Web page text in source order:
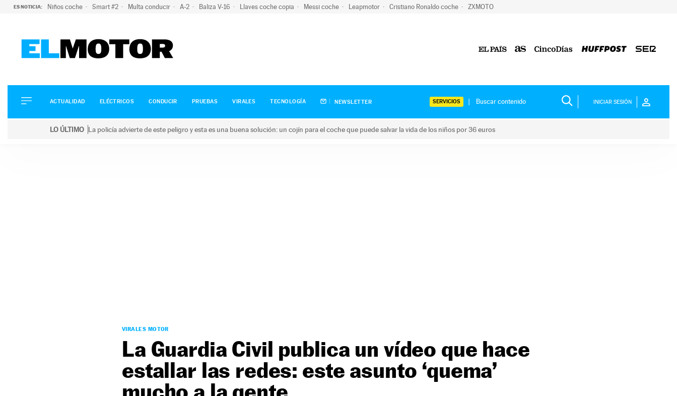
ES NOTICIA: Niños coche Smart #2 Multa conducir A-2 Baliza V-16 Llaves coche copia Messi coche Leapmotor Cristiano Ronaldo coche ZXMOTO
ELÉCTRICOS
CONDUCIR
ACTUALIDAD ELÉCTRICOS CONDUCIR PRUEBAS VIRALES TECNOLOGÍA NEWSLETTER SERVICIOS INICIAR SESIÓN
LO ÚLTIMO La policía advierte de este peligro y esta es una buena solución: un cojín para el coche que puede salvar la vida de los niños por 36 euros
VIRALES MOTOR
La Guardia Civil publica un vídeo que hace
estallar las redes: este asunto ‘quema’